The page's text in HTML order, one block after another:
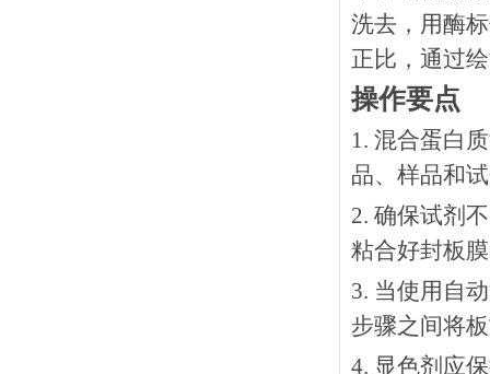
洗去，用酶
正比，通过
操作要点
1. 混合蛋白
品、样品和
2. 确保试剂
粘合好封板
3. 当使用自
步骤之间将
4. 显色剂应